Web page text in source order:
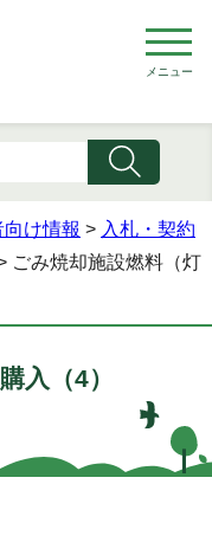
メニュー
け情報 > 入札・契約
ごみ焼却施設燃料（灯
入（4）